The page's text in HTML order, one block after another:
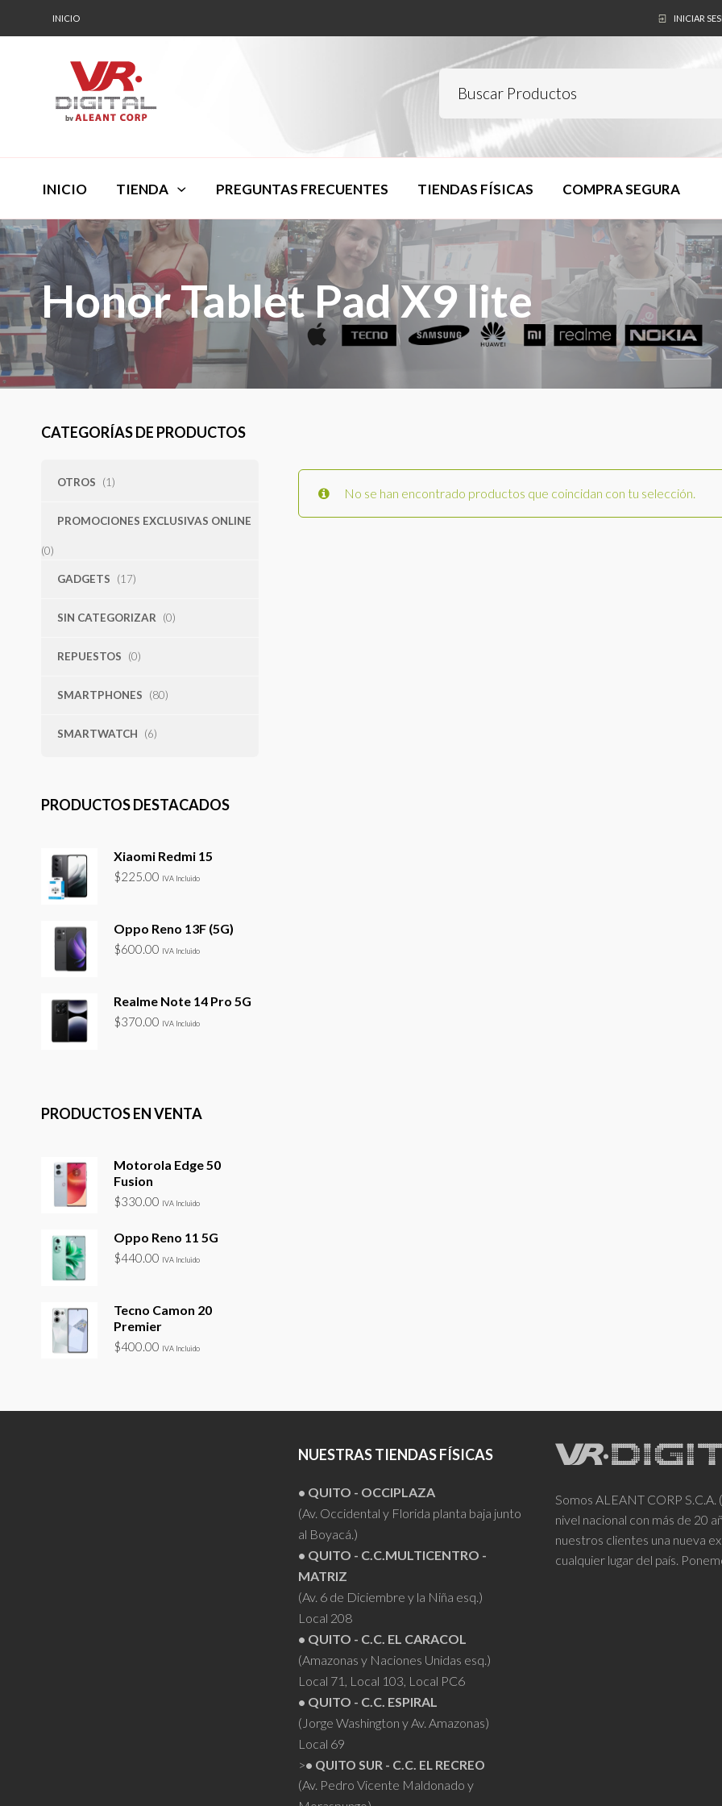
INICIO INICIAR
INICIO TIENDA PREGUNTAS FRECUENTES TIENDAS FÍSICAS COMPRA SEGURA
Honor Tablet Pad X9 lite
CATEGORÍAS DE PRODUCTOS
OTROS (1)
PROMOCIONES EXCLUSIVAS ONLINE
(0)
GADGETS (17)
SIN CATEGORIZAR (0)
REPUESTOS (0)
SMARTPHONES (80)
SMARTWATCH (6)
PRODUCTOS DESTACADOS
Xiaomi Redmi 15
$225.00 IVA Incluido
Oppo Reno 13F (5G)
$600.00 IVA Incluido
Realme Note 14 Pro 5G
$370.00 IVA Incluido
PRODUCTOS EN VENTA
Motorola Edge 50
Fusion
$330.00 IVA Incluido
Oppo Reno 11 5G
$440.00 IVA Incluido
Tecno Camon 20
Premier
$400.00 IVA Incluido
No se han encontrado productos que coincidan con tu selección.
NUESTRAS TIENDAS FÍSICAS
• QUITO - OCCIPLAZA
(Av. Occidental y Florida planta baja junto
al Boyacá.)
• QUITO - C.C.MULTICENTRO -
MATRIZ
(Av. 6 de Diciembre y la Niña esq.)
Local 208
• QUITO - C.C. EL CARACOL
(Amazonas y Naciones Unidas esq.)
Local 71, Local 103, Local PC6
• QUITO - C.C. ESPIRAL
(Jorge Washington y Av. Amazonas)
Local 69
>• QUITO SUR - C.C. EL RECREO
(Av. Pedro Vicente Maldonado y
Somos ALEANT CORP
nivel nacional con más de 20
nuestros clientes una nueva
cualquier lugar del país.